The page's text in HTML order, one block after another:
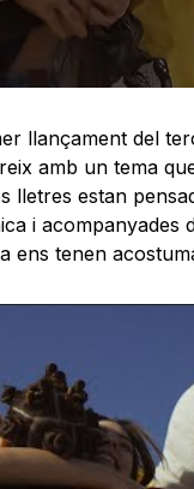
llançament del
amb un tema
lletres estan
i acompanyades
ens tenen